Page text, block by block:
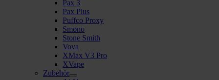
Pax 3
Pax Plus
Puffco Proxy
Smono
Stone Smith
Vova
XMax V3 Pro
XVape
Zubehör